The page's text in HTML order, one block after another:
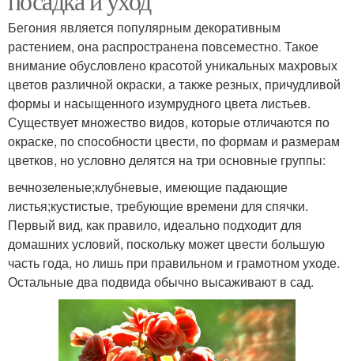
Бегония является популярным декоративным
растением, она распространена повсеместно. Такое
внимание обусловлено красотой уникальных махровых
цветов различной окраски, а также резных, причудливой
формы и насыщенного изумрудного цвета листьев.
Существует множество видов, которые отличаются по
окраске, по способности цвести, по формам и размерам
цветков, но условно делятся на три основные группы:
вечнозеленые;клубневые, имеющие падающие
листья;кустистые, требующие времени для спячки.
Первый вид, как правило, идеально подходит для
домашних условий, поскольку может цвести большую
часть года, но лишь при правильном и грамотном уходе.
Остальные два подвида обычно высаживают в сад.